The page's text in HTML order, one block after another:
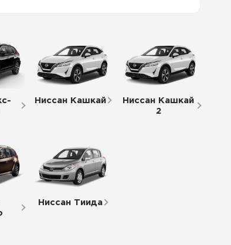
Ниссан Кашкай
Ниссан Кашкай
2
Ниссан Тиида